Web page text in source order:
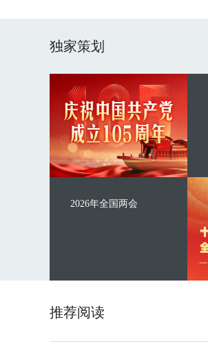
独家策划
2026年全国两会
推荐阅读